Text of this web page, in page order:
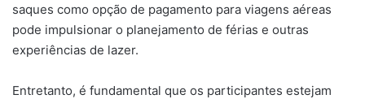
saques como opção de pagamento para viagens aéreas
pode impulsionar o planejamento de férias e outras
experiências de lazer.
Entretanto, é fundamental que os participantes estejam